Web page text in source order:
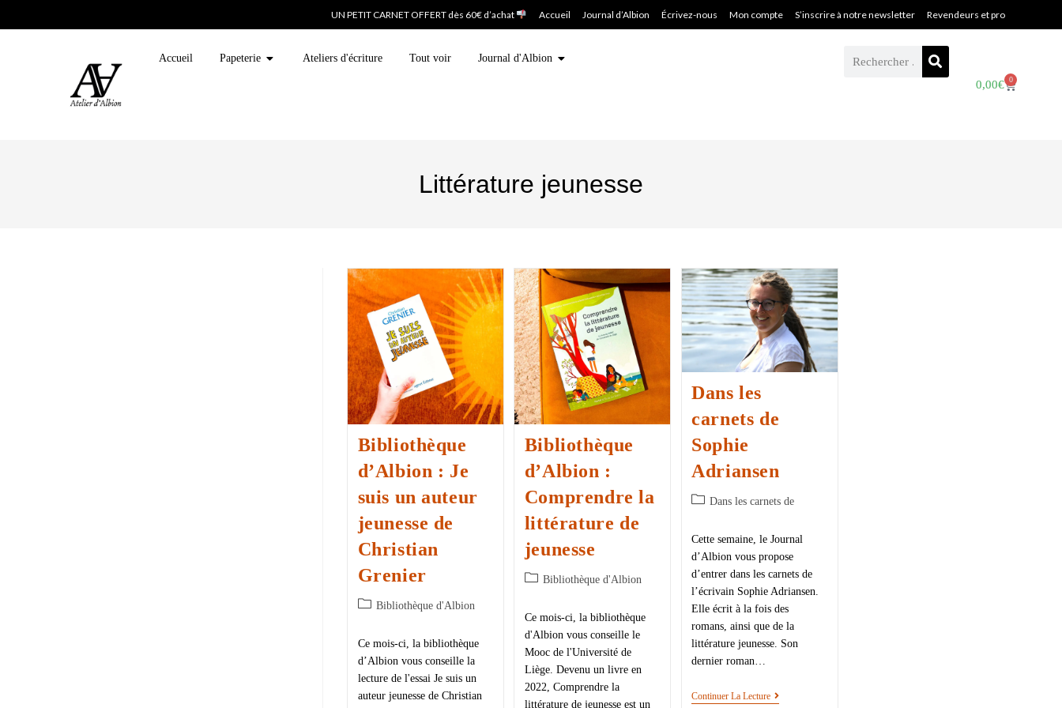
UN PETIT CARNET OFFERT dès 60€ d’achat Accueil Journal d’Albion Écrivez-nous Mon compte S’inscrire à notre newsletter Revendeurs et pro
Accueil Papeterie Ateliers d'écriture Tout voir Journal d'Albion
0,00€ 0
Littérature jeunesse
Bibliothèque
d’Albion : Je
suis un auteur
jeunesse de
Christian
Grenier
Bibliothèque d'Albion
Ce mois-ci, la bibliothèque
d’Albion vous conseille la
lecture de l'essai Je suis un
auteur jeunesse de Christian
Bibliothèque
d’Albion :
Comprendre la
littérature de
jeunesse
Bibliothèque d'Albion
Ce mois-ci, la bibliothèque
d'Albion vous conseille le
Mooc de l'Université de
Liège. Devenu un livre en
2022, Comprendre la
littérature de jeunesse est un
Dans les
carnets de
Sophie
Adriansen
Dans les carnets de
Cette semaine, le Journal
d’Albion vous propose
d’entrer dans les carnets de
l’écrivain Sophie Adriansen.
Elle écrit à la fois des
romans, ainsi que de la
littérature jeunesse. Son
dernier roman…
Continuer La Lecture